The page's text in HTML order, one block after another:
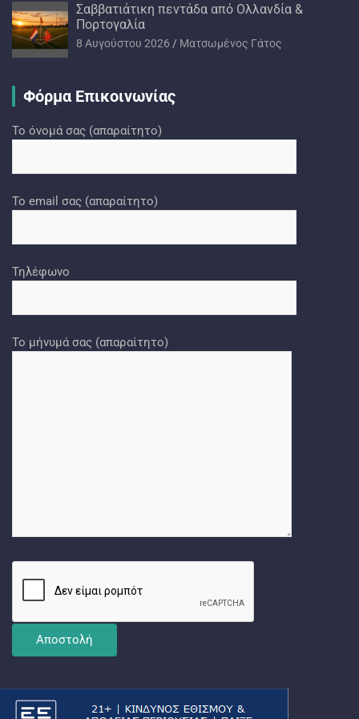
Σαββατιάτικη πεντάδα από Ολλανδία &
Πορτογαλία
8 Αυγούστου 2026 Ματσωμένος Γάτος
Φόρμα Επικοινωνίας
Το όνομά σας (απαραίτητο)
Το email σας (απαραίτητο)
Τηλέφωνο
Το μήνυμά σας (απαραίτητο)